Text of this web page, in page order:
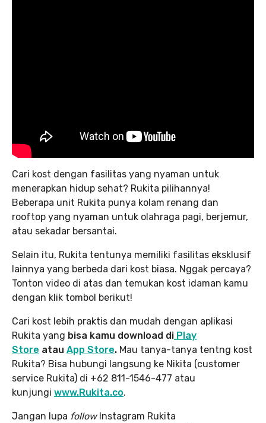
Cari kost dengan fasilitas yang nyaman untuk
menerapkan hidup sehat? Rukita pilihannya!
Beberapa unit Rukita punya kolam renang dan
rooftop yang nyaman untuk olahraga pagi, berjemur,
atau sekadar bersantai.
Selain itu, Rukita tentunya memiliki fasilitas eksklusif
lainnya yang berbeda dari kost biasa. Nggak percaya?
Tonton video di atas dan temukan kost idaman kamu
dengan klik tombol berikut!
Cari kost lebih praktis dan mudah dengan aplikasi
Rukita yang bisa kamu download di Play
Store atau App Store. Mau tanya-tanya tentng kost
Rukita? Bisa hubungi langsung ke Nikita (customer
service Rukita) di +62 811-1546-477 atau
kunjungi www.Rukita.co.
Jangan lupa followInstagram Rukita